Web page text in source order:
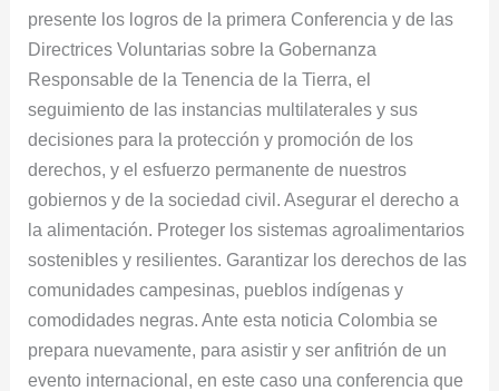
presente los logros de la primera Conferencia y de las
Directrices Voluntarias sobre la Gobernanza
Responsable de la Tenencia de la Tierra, el
seguimiento de las instancias multilaterales y sus
decisiones para la protección y promoción de los
derechos, y el esfuerzo permanente de nuestros
gobiernos y de la sociedad civil. Asegurar el derecho a
la alimentación. Proteger los sistemas agroalimentarios
sostenibles y resilientes. Garantizar los derechos de las
comunidades campesinas, pueblos indígenas y
comodidades negras. Ante esta noticia Colombia se
prepara nuevamente, para asistir y ser anfitrión de un
evento internacional, en este caso una conferencia que